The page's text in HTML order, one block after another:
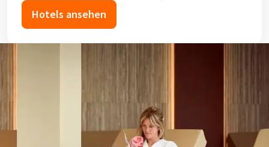
Hotels ansehen